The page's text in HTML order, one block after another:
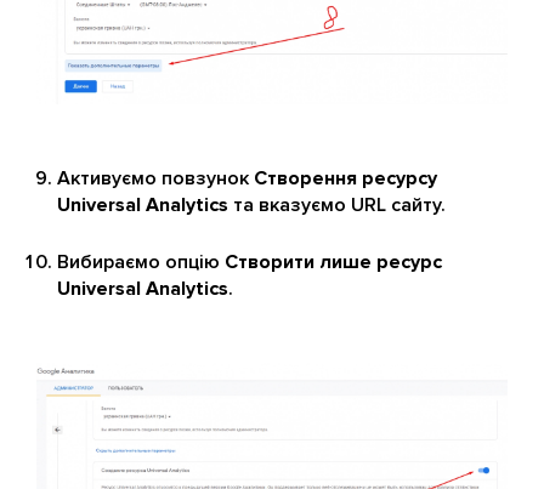
Активуємо повзунок Створення ресурсу
Universal Analytics та вказуємо URL сайту.
Вибираємо опцію Створити лише ресурс
Universal Analytics.